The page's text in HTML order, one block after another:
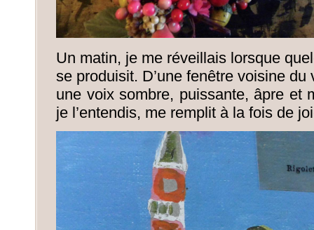
Un matin, je me réveillais lorsque
se produisit. D’une fenêtre voisine du
une voix sombre, puissante, âpre et
je l’entendis, me remplit à la fois de